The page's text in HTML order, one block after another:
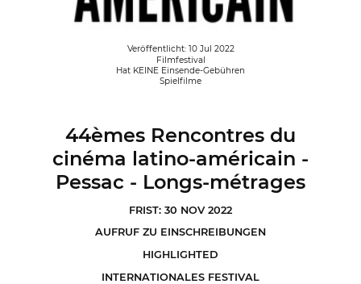
Veröffentlicht: 10 Jul 2022
Filmfestival
Hat KEINE Einsende-Gebühren
Spielfilme
44èmes Rencontres du
cinéma latino-américain -
Pessac - Longs-métrages
FRIST: 30 NOV 2022
AUFRUF ZU EINSCHREIBUNGEN
HIGHLIGHTED
INTERNATIONALES FESTIVAL